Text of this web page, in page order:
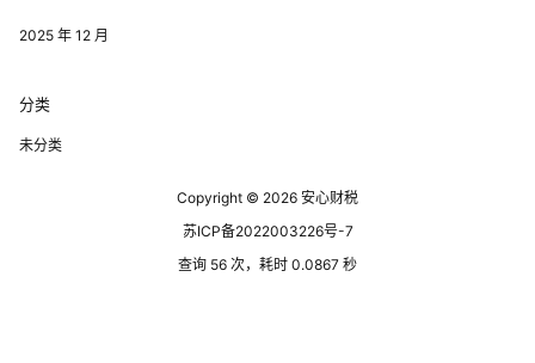
2025 年 12 月
分类
未分类
Copyright © 2026 安心财税
苏ICP备2022003226号-7
查询 56 次，耗时 0.0867 秒